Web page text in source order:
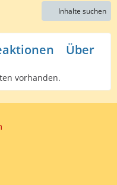
Inhalte suchen
Über
vorhanden.